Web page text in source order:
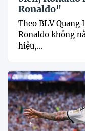
Ronaldo"
Theo BLV Quang
Ronaldo không
hiệu,...